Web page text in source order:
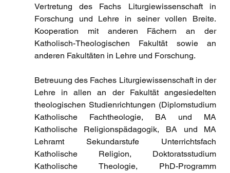
Vertretung des Fachs Liturgiewissenschaft in
Forschung und Lehre in seiner vollen Breite.
Kooperation mit anderen Fächern an der
Katholisch-Theologischen Fakultät sowie an
anderen Fakultäten in Lehre und Forschung.
Betreuung des Faches Liturgiewissenschaft in der
Lehre in allen an der Fakultät angesiedelten
theologischen Studienrichtungen (Diplomstudium
Katholische Fachtheologie, BA und MA
Katholische Religionspädagogik, BA und MA
Lehramt Sekundarstufe Unterrichtsfach
Katholische Religion, Doktoratsstudium
Katholische Theologie, PhD-Programm